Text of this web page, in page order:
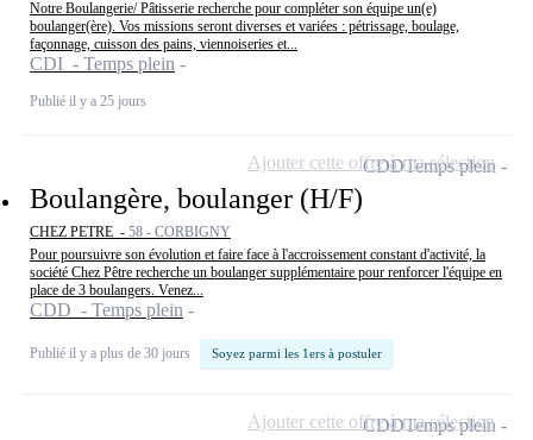
Notre Boulangerie/ Pâtisserie recherche pour compléter son équipe un(e)
boulanger(ère). Vos missions seront diverses et variées : pétrissage, boulage,
façonnage, cuisson des pains, viennoiseries et...
CDI - Temps plein
Publié il y a 25 jours
Boulangère, boulanger (H/F)
CHEZ PETRE - 58 - CORBIGNY
Pour poursuivre son évolution et faire face à l'accroissement constant d'activité, la
société Chez Pêtre recherche un boulanger supplémentaire pour renforcer l'équipe en
place de 3 boulangers. Venez...
CDD - Temps plein
Publié il y a plus de 30 jours Soyez parmi les 1ers à postuler
CDDTemps plein
Ajouter cette offre à ma sélection
CDDTemps plein
Ajouter cette offre à ma sélection